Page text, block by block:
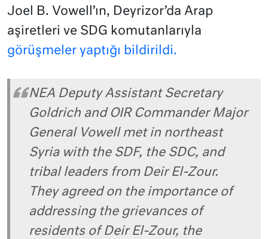
Joel B. Vowell’ın, Deyrizor’da Arap
aşiretleri ve SDG komutanlarıyla
görüşmeler yaptığı bildirildi.
NEA Deputy Assistant Secretary
Goldrich and OIR Commander Major
General Vowell met in northeast
Syria with the SDF, the SDC, and
tribal leaders from Deir El-Zour.
They agreed on the importance of
addressing the grievances of
residents of Deir El-Zour, the